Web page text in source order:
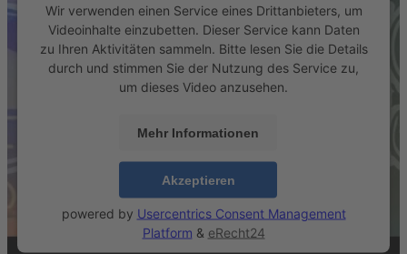
Wir verwenden einen Service eines Drittanbieters, um
Videoinhalte einzubetten. Dieser Service kann Daten
zu Ihren Aktivitäten sammeln. Bitte lesen Sie die Details
durch und stimmen Sie der Nutzung des Service zu,
um dieses Video anzusehen.
Mehr Informationen
Akzeptieren
powered by Usercentrics Consent Management
Platform & eRecht24